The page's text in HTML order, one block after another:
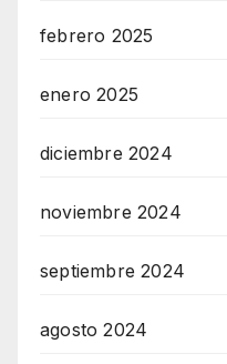
febrero 2025
enero 2025
diciembre 2024
noviembre 2024
septiembre 2024
agosto 2024